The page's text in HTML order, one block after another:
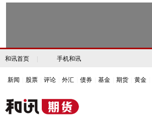
和讯首页 手机和讯
新闻 股票 评论 外汇 债券 基金 期货 黄金